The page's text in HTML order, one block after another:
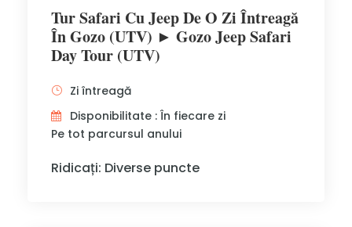
Tur Safari Cu Jeep De O Zi Întreagă
În Gozo (UTV) ► Gozo Jeep Safari
Day Tour (UTV)
Zi întreagă
Disponibilitate : În fiecare zi
Pe tot parcursul anului
Ridicați: Diverse puncte